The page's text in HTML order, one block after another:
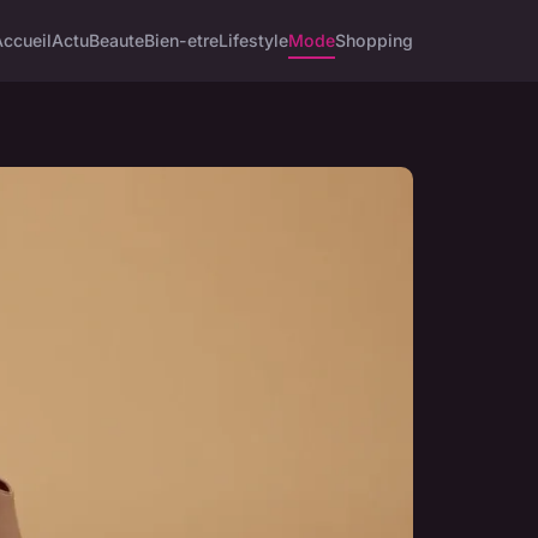
ActuBeauteBien-etreLifestyleModeShopping